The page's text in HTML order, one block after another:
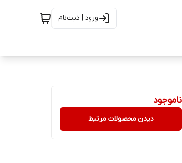
ورود | ثبت‌نام
ناموجود
دیدن محصولات مرتبط